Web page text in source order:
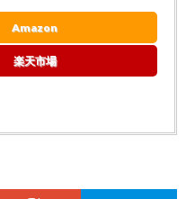
Amazon
楽天市場